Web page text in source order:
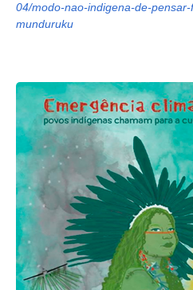
04/modo-nao-indigena-de-
munduruku